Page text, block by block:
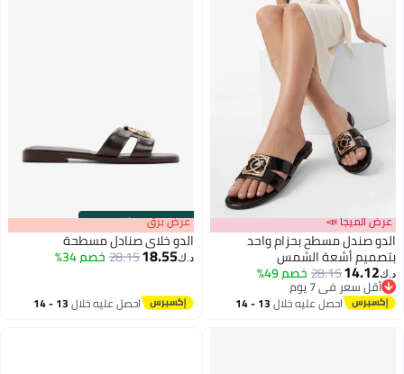
2
عرض الميجا 📣
الدو صندل مسطح بحزام واحد
بتصميم أشعة الشمس
د.ك‏14.12
28.15خصم 49%
أقل سعر في 7 يوم
أقل سعر في 7 يوماحصل عليه خلال 13 - 14
00m:00s
·باقي 100% عرض برق
الدو خلاي صنادل مسطحة
د.ك‏18.55
28.15خصم 34%
احصل عليه خلال 13 - 14